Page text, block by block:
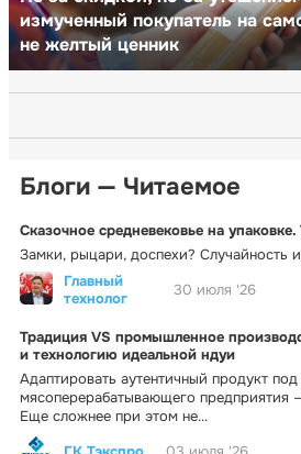
измученный покупатель на
не желтый ценник
Блоги — Читаемое
Сказочное средневековье на упаковке.
Замки, рыцари, доспехи? Случайность
Главный
технолог
30 июля '26
Традиция VS промышленное
и технологию идеальной ндуи
Адаптировать аутентичный продукт
мясоперерабатывающего предприятия
Еще сложнее при этом не...